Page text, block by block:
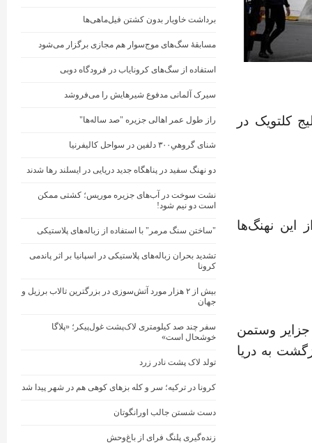
خلیج کلتویک در
این نهنگ‌ها
وستمن
به دریا
برداشت خاویار بدون کشتن فیل‌ماهی‌ها
مسابقهٔ سگ‌های موج‌سوار هم مجازی برگزار می‌شود
استفاده از سگ‌های کرونایاب در فرودگاه دوبی
سیرک آلمانی مدفوع شیرهایش را می‌فروشد
راز طول عمر اهالی جزیره "صد ساله‌ها"
شنای گروهیِ۳۰۰ دلفین در سواحل کالیفرنیا
دو نهنگ‌ سفید در پناهگاه جدید دریایی در ایسلند رها شدند
نشت سوخت در آب‌های جزیره موریس؛ کشتی ممکن
است دو نیم شود!
"ساختن سنگ مرمر" با استفاده از زباله‌های پلاستیکی
تشدید بحران زباله‌های پلاستیکی در اسپانیا بر اثر پاندمی
کرونا
بیش از ۲ هزار مورد آتش‌سوزی در بزرگترین تالاب برزیل و
جهان
سفر چند صد کیلومتری لاک‌پشت غول‌پیکر؛ «پلاگا
خوشحال است»
تولد لاک پشت نادر زرد
کرونا در ترکیه؛ سر و کله بزهای کوهی هم در شهر پیدا شد
دست شستن جالب اورانگوتان
زنده‌گیری پلنگ فرای از باغ‌وحش